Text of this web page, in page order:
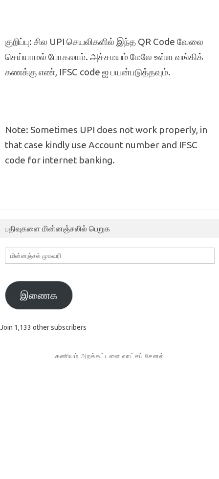
குறிப்பு: சில UPI செயலிகளில் இந்த QR Code வேலை
செய்யாமல் போகலாம். அச்சமயம் மேலே உள்ள வங்கிக்
கணக்கு எண், IFSC code ஐ பயன்படுத்தவும்.
Note: Sometimes UPI does not work properly, in
that case kindly use Account number and IFSC
code for internet banking.
பதிவுகளை மின்னஞ்சலில் பெறுக
மின்னஞ்சல்
முகவரி
இணைக
Join 1,133 other subscribers
கணியம் அறக்கட்டளை வாட்சப் சேனல்